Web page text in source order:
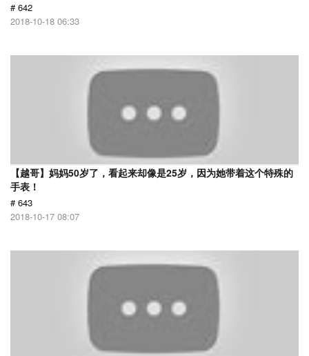
# 642
2018-10-18 06:33
【越哥】妈妈50岁了，看起来却像是25岁，因为她带着这个特殊的
手表！
# 643
2018-10-17 08:07